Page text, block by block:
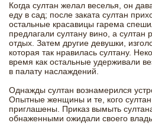
Когда султан желал веселья, он
еду в сад; после заката султан
остальные красавицы гарема
предлагали султану вино, а
отдых. Затем другие девушки,
которая так нравилась султану.
время как остальные удерживали
в палату наслаждений.
Однажды султан вознамерился
Опытные женщины и те, кого
приглашены. Приказ вымыть
обнаженными ожидали своего